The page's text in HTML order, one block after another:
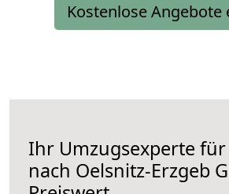
Kostenlose Angebote
Ihr Umzugsexperte
nach Oelsnitz-Erzgeb